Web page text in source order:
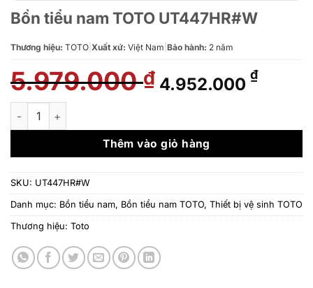
Bồn tiểu nam TOTO UT447HR#W
Thương hiệu: TOTO Xuất xứ: Việt Nam Bảo hành: 2 năm
5.979.000₫ Giá
gốc
5.979.000 ₫.
4.952.000 ₫Giá
là:
Bồn tiểu nam TOTO UT447HR#W số lượng
Thêm vào giỏ hàng
SKU: UT447HR#W
Danh mục: Bồn tiểu nam, Bồn tiểu nam TOTO, Thiết bị vệ sinh TOTO
Thương hiệu: Toto